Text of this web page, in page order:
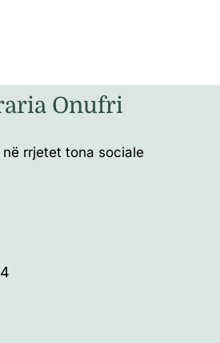
Onufri
në rrjetet tona sociale